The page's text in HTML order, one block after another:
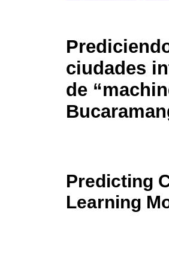
ciudades
de
Predicting
Learning